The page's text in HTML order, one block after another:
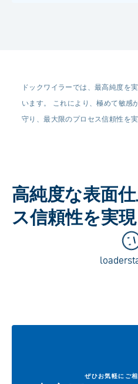
ドックワイラーでは、最高純度を
います。 これにより、極めて敏感
守り、最大限のプロセス信頼性を実
高純度な表面
ス信頼性を実現
ぜひお気軽にご